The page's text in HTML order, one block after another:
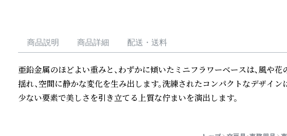
商品説明 商品詳細 配送・送料
亜鉛金属のほどよい重みと、わずかに傾いたミニフラワーベースは、風や
揺れ、空間に静かな変化を生み出します。洗練されたコンパクトなデザイン
少ない要素で美しさを引き立てる上質な佇まいを演出します。